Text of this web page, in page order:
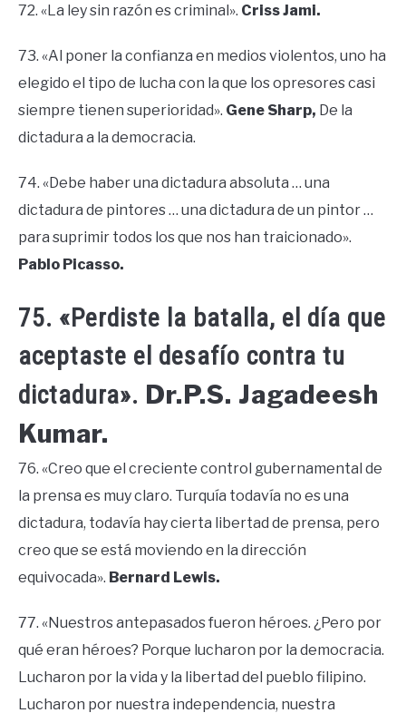
72. «La ley sin razón es criminal». Criss Jami.
73. «Al poner la confianza en medios violentos, uno ha
elegido el tipo de lucha con la que los opresores casi
siempre tienen superioridad». Gene Sharp, De la
dictadura a la democracia.
74. «Debe haber una dictadura absoluta … una
dictadura de pintores … una dictadura de un pintor …
para suprimir todos los que nos han traicionado».
Pablo Picasso.
75. «Perdiste la batalla, el día que
aceptaste el desafío contra tu
dictadura». Dr.P.S. Jagadeesh
Kumar.
76. «Creo que el creciente control gubernamental de
la prensa es muy claro. Turquía todavía no es una
dictadura, todavía hay cierta libertad de prensa, pero
creo que se está moviendo en la dirección
equivocada». Bernard Lewis.
77. «Nuestros antepasados ​​fueron héroes. ¿Pero por
qué eran héroes? Porque lucharon por la democracia.
Lucharon por la vida y la libertad del pueblo filipino.
Lucharon por nuestra independencia, nuestra